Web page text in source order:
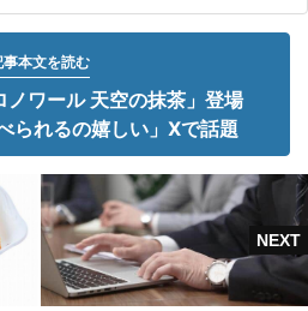
事本文を読む
ノワール 天空の抹茶」登場
られるの嬉しい」Xで話題